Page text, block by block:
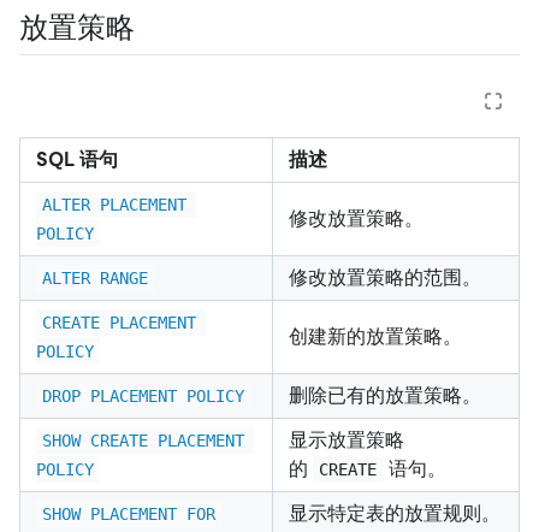
放置策略
SQL 语句 描述
ALTER PLACEMENT
POLICY
修改放置策略。
ALTER RANGE 修改放置策略的范围。
CREATE PLACEMENT
POLICY
创建新的放置策略。
DROP PLACEMENT POLICY 删除已有的放置策略。
SHOW CREATE PLACEMENT
POLICY
显示放置策略
的
CREATE 语句。
SHOW PLACEMENT FOR 显示特定表的放置规则。